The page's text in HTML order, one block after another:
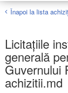
Înapoi la lista
Licitațiile
generală
Guvernului
achizitii.md